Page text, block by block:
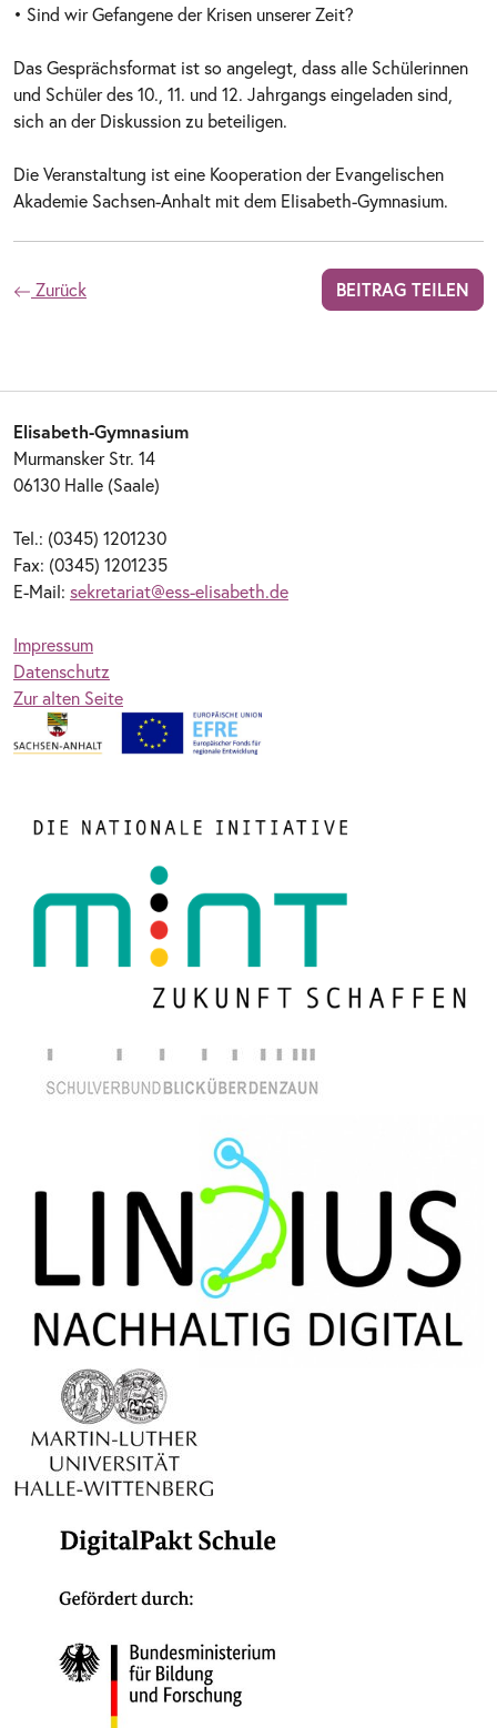
• Sind wir Gefangene der Krisen unserer Zeit?
Das Gesprächsformat ist so angelegt, dass alle Schülerinnen
und Schüler des 10., 11. und 12. Jahrgangs eingeladen sind,
sich an der Diskussion zu beteiligen.
Die Veranstaltung ist eine Kooperation der Evangelischen
Akademie Sachsen-Anhalt mit dem Elisabeth-Gymnasium.
Zurück BEITRAG TEILEN
Elisabeth-Gymnasium
Murmansker Str. 14
06130 Halle (Saale)
Tel.: (0345) 1201230
Fax: (0345) 1201235
E-Mail: sekretariat@ess-elisabeth.de
Impressum
Datenschutz
Zur alten Seite